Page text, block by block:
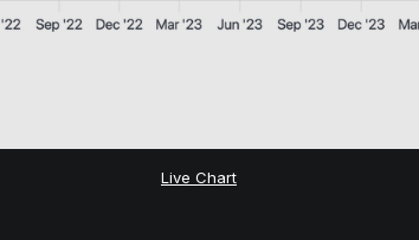
Live Chart